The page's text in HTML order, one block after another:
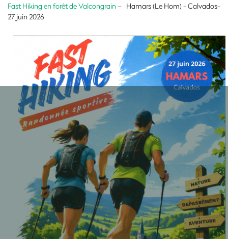
Fast Hiking en forêt de Valcongrain– Hamars (Le Hom) - Calvados-
27 juin 2026